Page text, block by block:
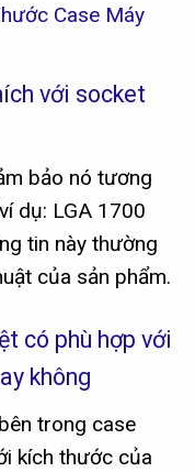
Case Máy
với socket
bảo nó tương
dụ: LGA 1700
tin này thường
của sản phẩm.
có phù hợp với
không
trong case
kích thước của